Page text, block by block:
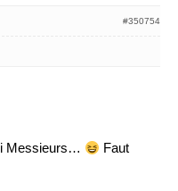
#350754
Messieurs…
Faut